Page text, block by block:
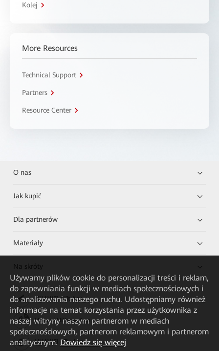
Kolej
More Resources
Technical Support
Partners
Resource Center
O nas
Jak kupić
Dla partnerów
Materiały
Na skróty
HUAWEI eKit App
Huawei HiKnow App
HUAWEI eFly App
Używamy plików cookie do personalizacji treści i reklam,
do zapewniania funkcji w mediach społecznościowych i
do analizowania naszego ruchu. Udostępniamy również
informacje na temat korzystania przez użytkownika z
naszej witryny naszym partnerom w mediach
społecznościowych, partnerom reklamowym i partnerom
analitycznym. Dowiedz się więcej